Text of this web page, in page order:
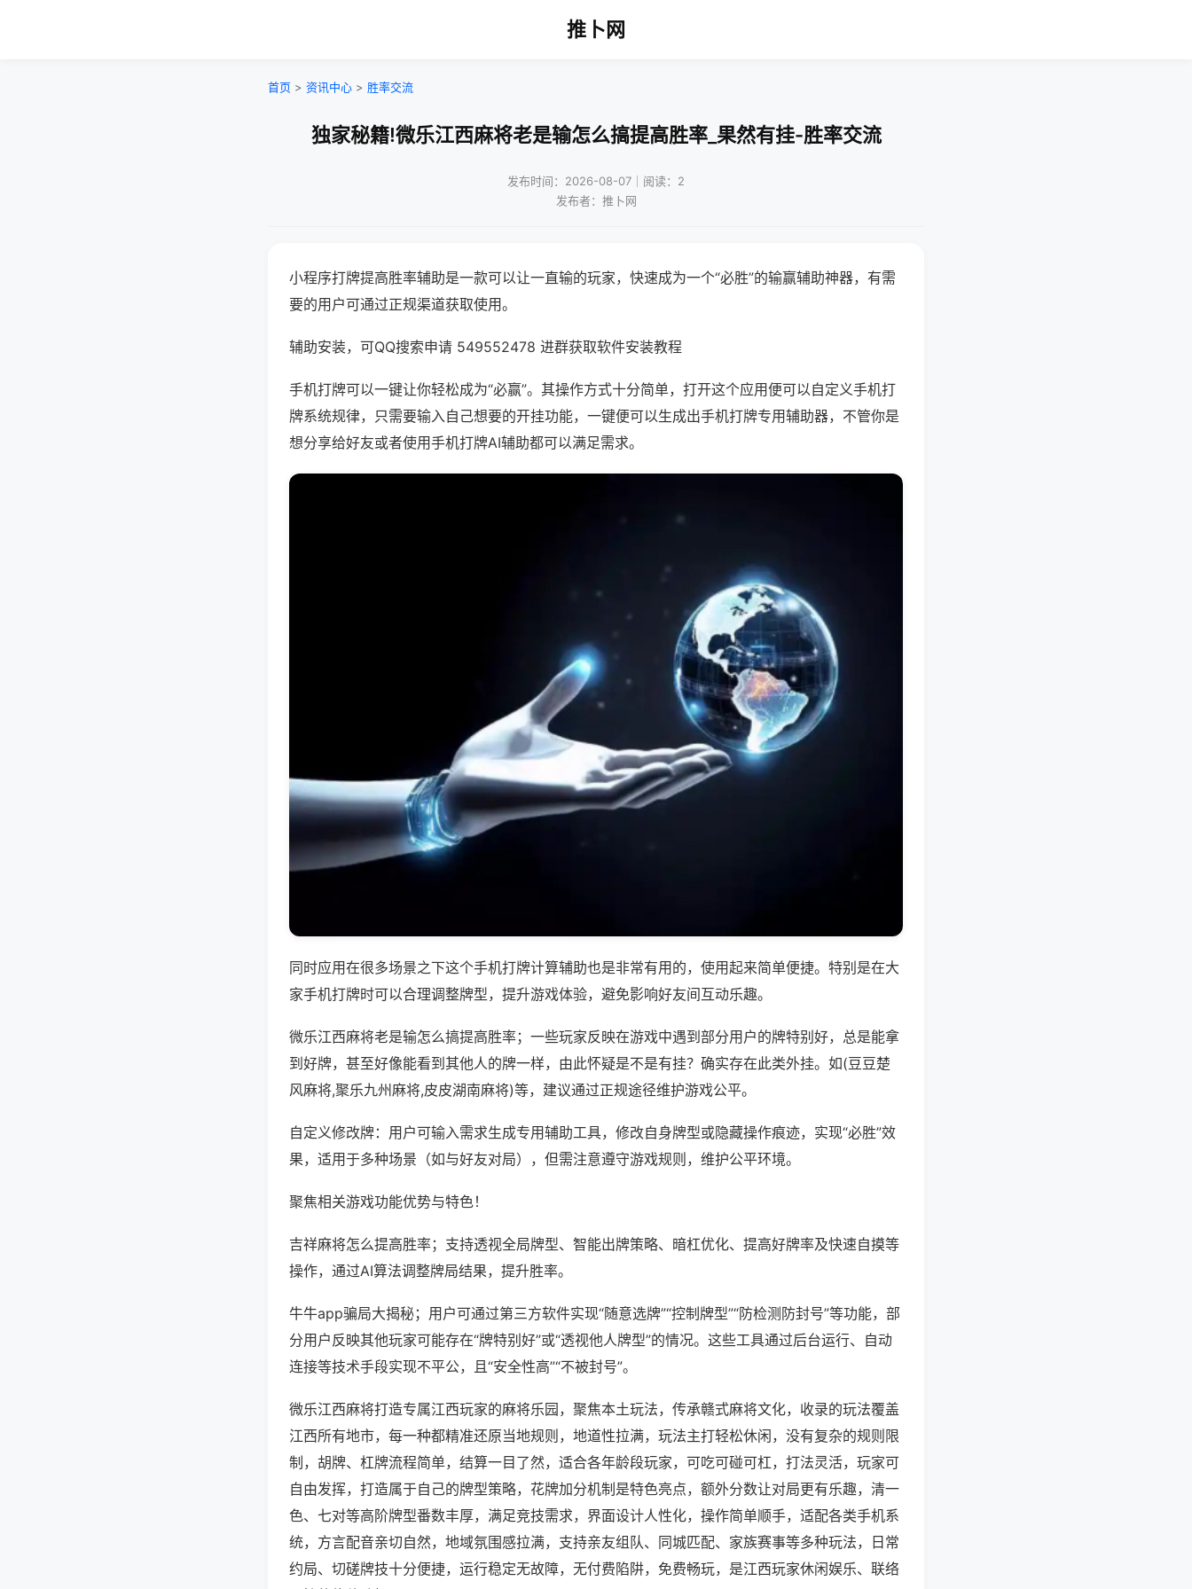
推卜网
首页 > 资讯中心 > 胜率交流
独家秘籍!微乐江西麻将老是输怎么搞提高胜率_果然有挂-胜率交流
发布时间：2026-08-07｜阅读：2
发布者：推卜网
小程序打牌提高胜率辅助是一款可以让一直输的玩家，快速成为一个“必胜”的输赢辅助神器，有需
要的用户可通过正规渠道获取使用。
辅助安装，可QQ搜索申请 549552478 进群获取软件安装教程
手机打牌可以一键让你轻松成为“必赢”。其操作方式十分简单，打开这个应用便可以自定义手机打
牌系统规律，只需要输入自己想要的开挂功能，一键便可以生成出手机打牌专用辅助器，不管你是
想分享给好友或者使用手机打牌AI辅助都可以满足需求。
同时应用在很多场景之下这个手机打牌计算辅助也是非常有用的，使用起来简单便捷。特别是在大
家手机打牌时可以合理调整牌型，提升游戏体验，避免影响好友间互动乐趣。
微乐江西麻将老是输怎么搞提高胜率；一些玩家反映在游戏中遇到部分用户的牌特别好，总是能拿
到好牌，甚至好像能看到其他人的牌一样，由此怀疑是不是有挂？确实存在此类外挂。如(豆豆楚
风麻将,聚乐九州麻将,皮皮湖南麻将)等，建议通过正规途径维护游戏公平。
自定义修改牌：用户可输入需求生成专用辅助工具，修改自身牌型或隐藏操作痕迹，实现“必胜”效
果，适用于多种场景（如与好友对局），但需注意遵守游戏规则，维护公平环境。
聚焦相关游戏功能优势与特色！
吉祥麻将怎么提高胜率；支持透视全局牌型、智能出牌策略、暗杠优化、提高好牌率及快速自摸等
操作，通过AI算法调整牌局结果，提升胜率。
牛牛app骗局大揭秘；用户可通过第三方软件实现“随意选牌”“控制牌型”“防检测防封号”等功能，部
分用户反映其他玩家可能存在“牌特别好”或“透视他人牌型”的情况。这些工具通过后台运行、自动
连接等技术手段实现不平公，且“安全性高”“不被封号”。
微乐江西麻将打造专属江西玩家的麻将乐园，聚焦本土玩法，传承赣式麻将文化，收录的玩法覆盖
江西所有地市，每一种都精准还原当地规则，地道性拉满，玩法主打轻松休闲，没有复杂的规则限
制，胡牌、杠牌流程简单，结算一目了然，适合各年龄段玩家，可吃可碰可杠，打法灵活，玩家可
自由发挥，打造属于自己的牌型策略，花牌加分机制是特色亮点，额外分数让对局更有乐趣，清一
色、七对等高阶牌型番数丰厚，满足竞技需求，界面设计人性化，操作简单顺手，适配各类手机系
统，方言配音亲切自然，地域氛围感拉满，支持亲友组队、同城匹配、家族赛事等多种玩法，日常
约局、切磋牌技十分便捷，运行稳定无故障，无付费陷阱，免费畅玩，是江西玩家休闲娱乐、联络